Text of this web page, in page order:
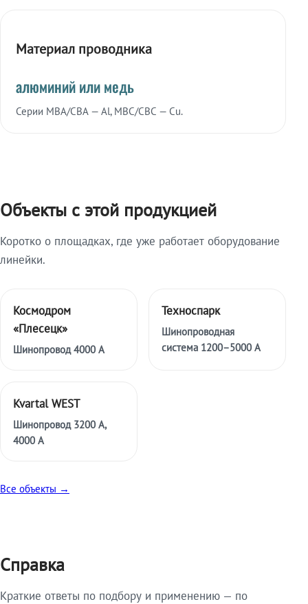
Материал проводника
алюминий или медь
Серии МВА/СВА — Al, МВС/СВС — Cu.
Объекты с этой продукцией
Коротко о площадках, где уже работает оборудование
линейки.
Космодром
«Плесецк»
Шинопровод 4000 А
Техноспарк
Шинопроводная
система 1200–5000 А
Kvartal WEST
Шинопровод 3200 А,
4000 А
Все объекты →
Справка
Краткие ответы по подбору и применению — по